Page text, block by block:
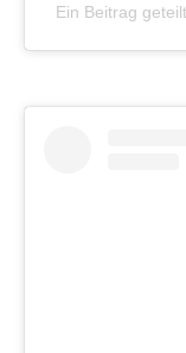
Ein Beitrag